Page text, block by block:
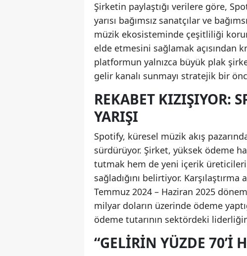
Şirketin paylaştığı verilere göre,
yarısı bağımsız sanatçılar ve
müzik ekosisteminde çeşitliliği
elde etmesini sağlamak
platformun yalnızca büyük plak
gelir kanalı sunmayı stratejik bir
REKABET KIZIŞIYOR:
YARIŞI
Spotify, küresel müzik akış
sürdürüyor. Şirket, yüksek ödeme
tutmak hem de yeni içerik
sağladığını belirtiyor.
Temmuz 2024 – Haziran 2025
milyar doların üzerinde ödeme
ödeme tutarının sektördeki
“GELIRIN YÜZDE 70’I